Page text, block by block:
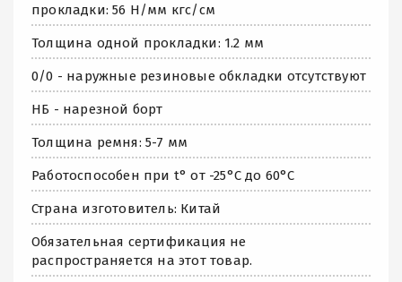
прокладки: 56 Н/мм кгс/см
Толщина одной прокладки: 1.2 мм
0/0 - наружные резиновые обкладки отсутствуют
НБ - нарезной борт
Толщина ремня: 5-7 мм
Работоспособен при t° от -25°C до 60°C
Страна изготовитель: Китай
Обязательная сертификация не
распространяется на этот товар.